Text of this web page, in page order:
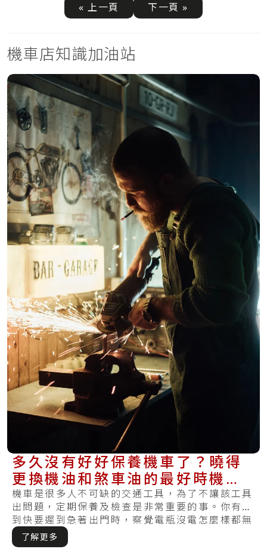
« 上一頁 下一頁 »
機車店知識加油站
多久沒有好好保養機車了？曉得
更換機油和煞車油的最好時機，
讓機車維持健康
機車是很多人不可缺的交通工具，為了不讓該工具
出問題，定期保養及檢查是非常重要的事。你有碰
到快要遲到急著出門時，察覺電瓶沒電怎麼樣都無
法發.....
了解更多